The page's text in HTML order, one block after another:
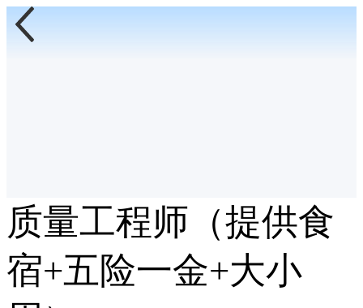
质量工程师（提供食
宿+五险一金+大小